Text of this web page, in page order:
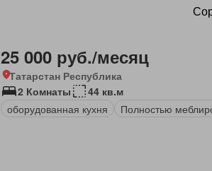
25 000 руб./месяц
Татарстан Республика
2 Комнаты
44 кв.м
оборудованная кухня
Полностью